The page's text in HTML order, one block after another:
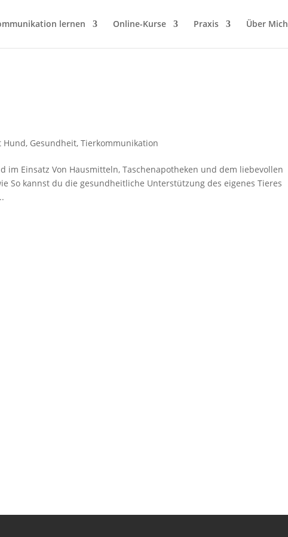
lernen Online-Kurse Praxis Über Mich
Hund, Gesundheit,Tierkommunikation
Einsatz Von Hausmitteln, Taschenapotheken und dem liebevollen
So kannst du die gesundheitliche Unterstützung des eigenes Tieres